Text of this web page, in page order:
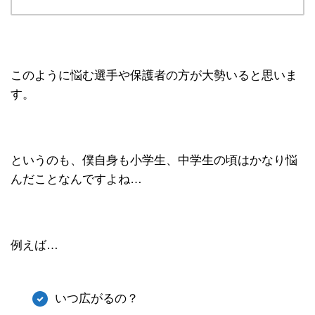
このように悩む選手や保護者の方が大勢いると思いま
す。
というのも、僕自身も小学生、中学生の頃はかなり悩
んだことなんですよね…
例えば…
いつ広がるの？